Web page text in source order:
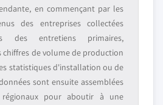
en commençant par les
des entreprises collectées
des entretiens primaires,
chiffres de volume de production
statistiques d'installation ou de
sont ensuite assemblées
pour aboutir à une